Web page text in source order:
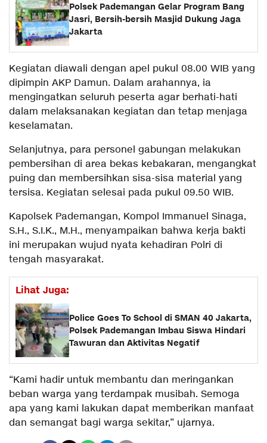
Polsek Pademangan Gelar Program Bang
Jasri, Bersih-bersih Masjid Dukung Jaga
Jakarta
Kegiatan diawali dengan apel pukul 08.00 WIB yang
dipimpin AKP Damun. Dalam arahannya, ia
mengingatkan seluruh peserta agar berhati-hati
dalam melaksanakan kegiatan dan tetap menjaga
keselamatan.
Selanjutnya, para personel gabungan melakukan
pembersihan di area bekas kebakaran, mengangkat
puing dan membersihkan sisa-sisa material yang
tersisa. Kegiatan selesai pada pukul 09.50 WIB.
Kapolsek Pademangan, Kompol Immanuel Sinaga,
S.H., S.I.K., M.H., menyampaikan bahwa kerja bakti
ini merupakan wujud nyata kehadiran Polri di
tengah masyarakat.
Lihat Juga:
Police Goes To School di SMAN 40 Jakarta,
Polsek Pademangan Imbau Siswa Hindari
Tawuran dan Aktivitas Negatif
“Kami hadir untuk membantu dan meringankan
beban warga yang terdampak musibah. Semoga
apa yang kami lakukan dapat memberikan manfaat
dan semangat bagi warga sekitar,” ujarnya.